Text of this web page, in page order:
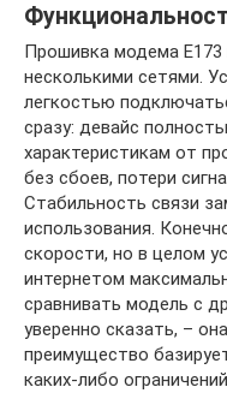
Прошивка модема E173
несколькими сетями.
легкостью
сразу: девайс
характеристикам от
без сбоев, потери
Стабильность связи
использования.
скорости, но в целом
интернетом
сравнивать модель с
уверенно сказать, –
преимущество
каких-либо